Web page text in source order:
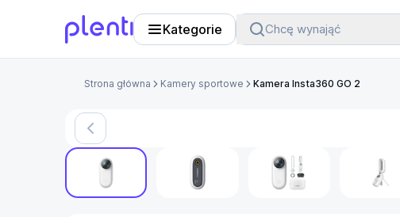
Kategorie Chcę wynająć
Strona główna Kamery sportowe Kamera Insta360 GO 2